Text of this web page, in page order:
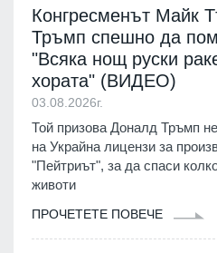
Конгресменът Майк
Тръмп спешно да
"Всяка нощ руски
хората" (ВИДЕО)
03.08.2026г.
Той призова Доналд Тръмп
на Украйна лицензи за
"Пейтриът", за да спаси
животи
ПРОЧЕТЕТЕ ПОВЕЧЕ